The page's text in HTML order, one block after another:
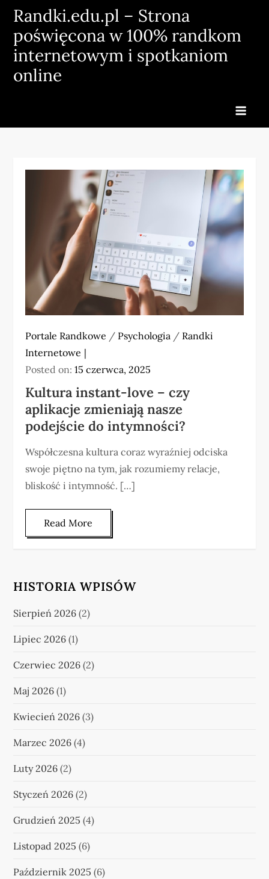
Skip
content
Randki.edu.pl – Strona
poświęcona w 100% randkom
internetowym i spotkaniom
online
Portale Randkowe / Psychologia / Randki
Internetowe
Posted on:15 czerwca, 2025
Kultura instant-love – czy
aplikacje zmieniają nasze
podejście do intymności?
Współczesna kultura coraz wyraźniej odciska
swoje piętno na tym, jak rozumiemy relacje,
bliskość i intymność. […]
Read More
HISTORIA WPISÓW
Sierpień 2026 (2)
Lipiec 2026 (1)
Czerwiec 2026 (2)
Maj 2026 (1)
Kwiecień 2026 (3)
Marzec 2026 (4)
Luty 2026 (2)
Styczeń 2026 (2)
Grudzień 2025 (4)
Listopad 2025 (6)
Październik 2025 (6)